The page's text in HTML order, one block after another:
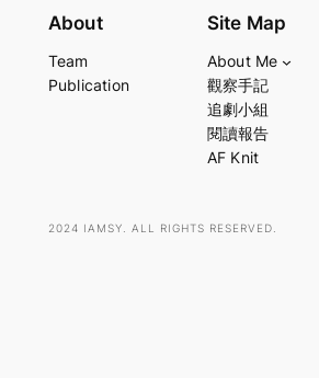
e
r
About
Team
Publication
Site Map
About Me
觀察手記
追劇小組
閱讀報告
AF Knit
2024 IAMSY. ALL RIGHTS RESERVED.